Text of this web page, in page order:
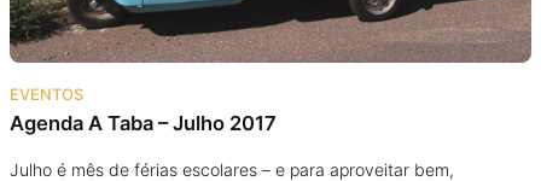
Na escola
Na família
EVENTOS
Agenda A Taba – Julho 2017
Julho é mês de férias escolares – e para aproveitar bem,